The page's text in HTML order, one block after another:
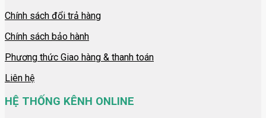
Chính sách đổi trả hàng
Chính sách bảo hành
Phương thức Giao hàng & thanh toán
Liên hệ
HỆ THỐNG KÊNH ONLINE